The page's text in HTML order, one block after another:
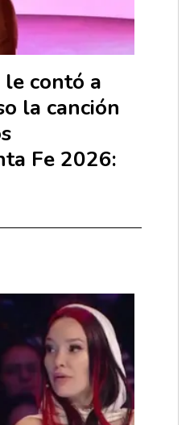
contó a
la canción
Fe 2026: